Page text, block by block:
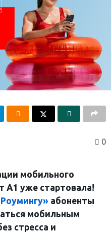
0
мобильного
А1 уже стартовала!
абоненты
мобильным
стресса и